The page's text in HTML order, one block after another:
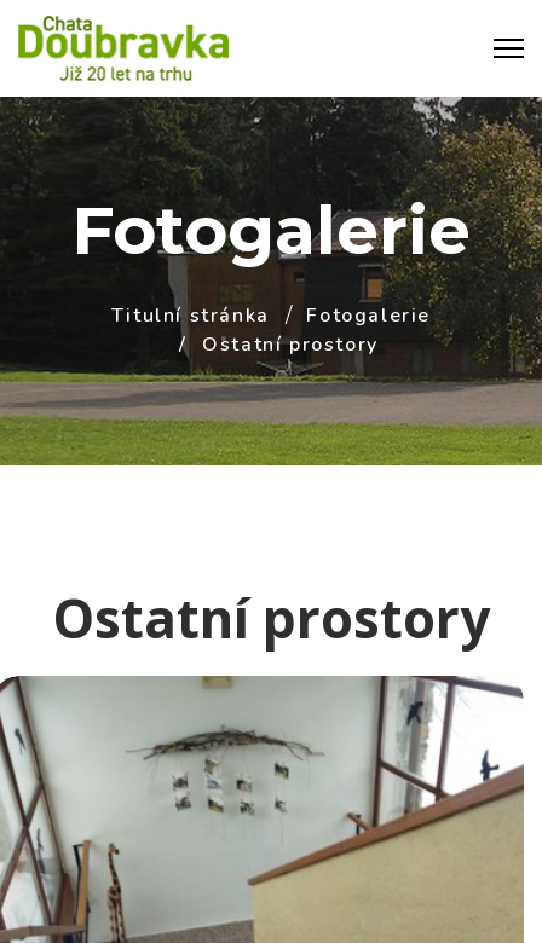
Fotogalerie
Titulní stránka
Fotogalerie
Ostatní prostory
Ostatní prostory